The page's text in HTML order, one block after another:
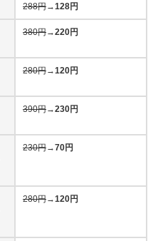
288円→128円
380円→220円
280円→120円
390円→230円
230円→70円
280円→120円